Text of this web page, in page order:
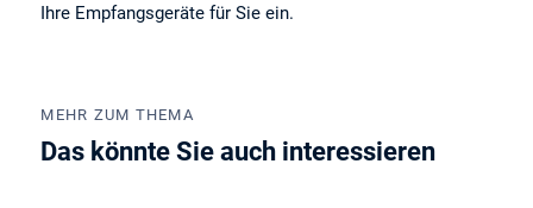
Ihre Empfangsgeräte für Sie ein.
MEHR ZUM THEMA
Das könnte Sie auch interessieren